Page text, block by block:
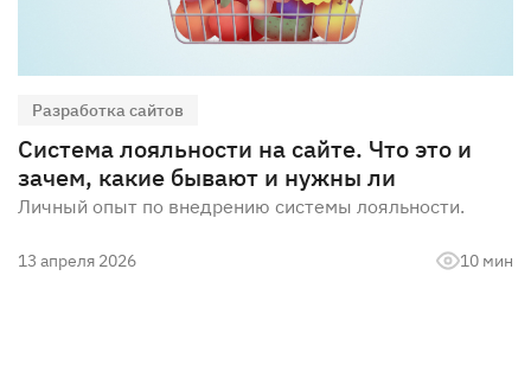
Разработка сайтов
Система лояльности на сайте. Что это и
зачем, какие бывают и нужны ли
Личный опыт по внедрению системы лояльности.
13 апреля 2026 10 мин